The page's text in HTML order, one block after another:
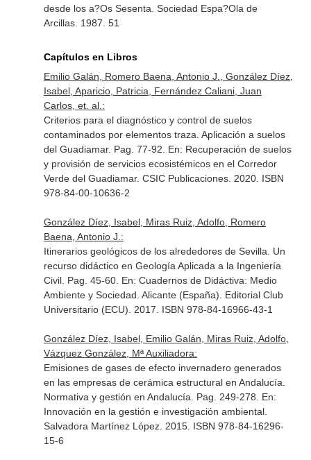
desde los a?Os Sesenta. Sociedad Espa?Ola de
Arcillas. 1987. 51
Capítulos en Libros
Emilio Galán, Romero Baena, Antonio J., González Díez,
Isabel, Aparicio, Patricia, Fernández Caliani, Juan
Carlos, et. al.:
Criterios para el diagnóstico y control de suelos
contaminados por elementos traza. Aplicación a suelos
del Guadiamar. Pag. 77-92. En: Recuperación de suelos
y provisión de servicios ecosistémicos en el Corredor
Verde del Guadiamar. CSIC Publicaciones. 2020. ISBN
978-84-00-10636-2
González Díez, Isabel, Miras Ruiz, Adolfo, Romero
Baena, Antonio J.:
Itinerarios geológicos de los alrededores de Sevilla. Un
recurso didáctico en Geología Aplicada a la Ingeniería
Civil. Pag. 45-60. En: Cuadernos de Didáctiva: Medio
Ambiente y Sociedad . Alicante (España). Editorial Club
Universitario (ECU). 2017. ISBN 978-84-16966-43-1
González Díez, Isabel, Emilio Galán, Miras Ruiz, Adolfo,
Vázquez González, Mª Auxiliadora:
Emisiones de gases de efecto invernadero generados
en las empresas de cerámica estructural en Andalucía.
Normativa y gestión en Andalucía. Pag. 249-278. En:
Innovación en la gestión e investigación ambiental.
Salvadora Martínez López. 2015. ISBN 978-84-16296-
15-6